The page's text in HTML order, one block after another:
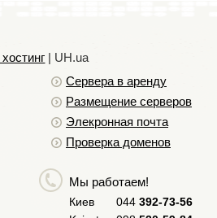
права доступа к файлам
4
и не стать при этом
| UH.ua
Сервера в аренду
Размещение серверов
Элекронная почта
Проверка доменов
Мы работаем!
Киев 044 392-73-56